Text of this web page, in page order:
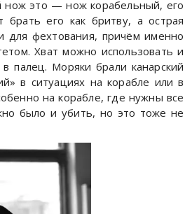
нож это — нож корабельный, его
брать его как бритву, а острая
для фехтования, причём именно
Хват можно использовать и
палец. Моряки брали канарский
в ситуациях на корабле или в
на корабле, где нужны все
было и убить, но это тоже не